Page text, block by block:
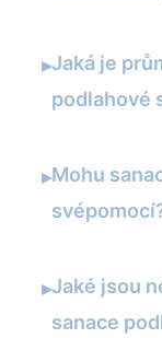
▸Jaká je
podlahové
▸Mohu
▸Jaké jsou
sanace